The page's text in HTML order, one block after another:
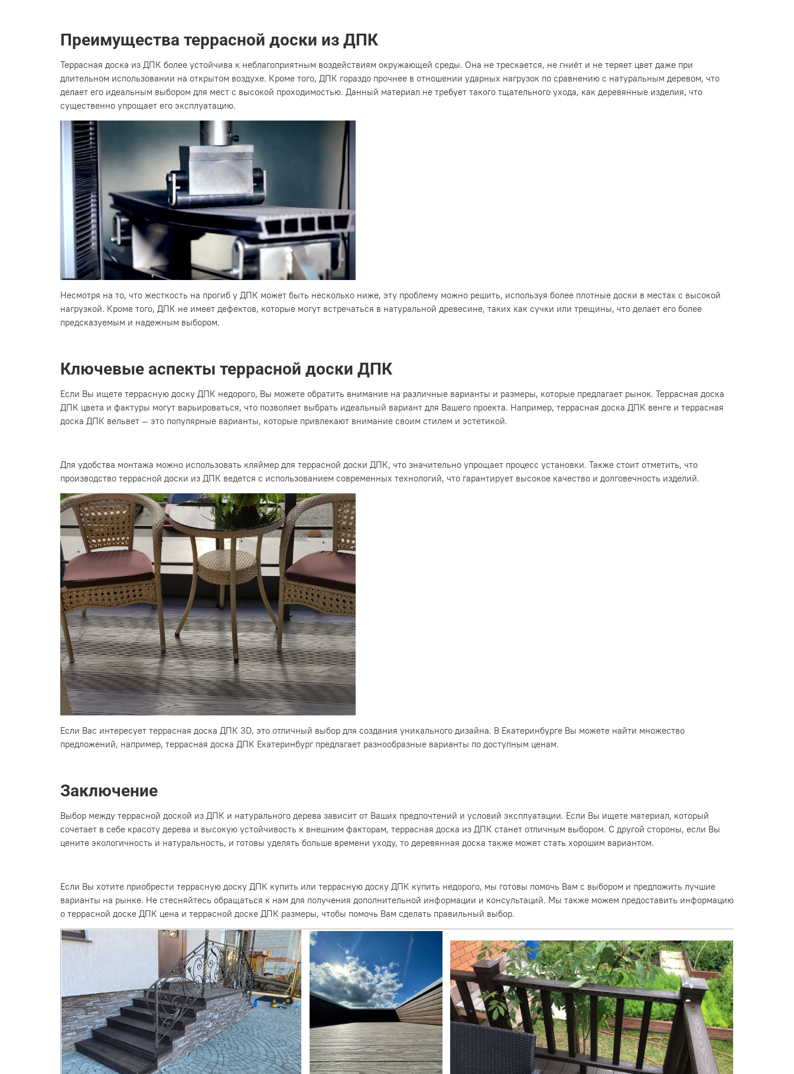
Преимущества террасной доски из ДПК
Террасная доска из ДПК более устойчива к неблагоприятным воздействиям окружающей среды. Она не трескается, не гниёт и не теряет цвет даже при
длительном использовании на открытом воздухе. Кроме того, ДПК гораздо прочнее в отношении ударных нагрузок по сравнению с натуральным деревом, что
делает его идеальным выбором для мест с высокой проходимостью. Данный материал не требует такого тщательного ухода, как деревянные изделия, что
существенно упрощает его эксплуатацию.
Несмотря на то, что жесткость на прогиб у ДПК может быть несколько ниже, эту проблему можно решить, используя более плотные доски в местах с высокой
нагрузкой. Кроме того, ДПК не имеет дефектов, которые могут встречаться в натуральной древесине, таких как сучки или трещины, что делает его более
предсказуемым и надежным выбором.
Ключевые аспекты террасной доски ДПК
Если Вы ищете террасную доску ДПК недорого, Вы можете обратить внимание на различные варианты и размеры, которые предлагает рынок. Террасная доска
ДПК цвета и фактуры могут варьироваться, что позволяет выбрать идеальный вариант для Вашего проекта. Например, террасная доска ДПК венге и террасная
доска ДПК вельвет — это популярные варианты, которые привлекают внимание своим стилем и эстетикой.
Для удобства монтажа можно использовать кляймер для террасной доски ДПК, что значительно упрощает процесс установки. Также стоит отметить, что
производство террасной доски из ДПК ведется с использованием современных технологий, что гарантирует высокое качество и долговечность изделий.
Если Вас интересует террасная доска ДПК 3D, это отличный выбор для создания уникального дизайна. В Екатеринбурге Вы можете найти множество
предложений, например, террасная доска ДПК Екатеринбург предлагает разнообразные варианты по доступным ценам.
Заключение
Выбор между террасной доской из ДПК и натурального дерева зависит от Ваших предпочтений и условий эксплуатации. Если Вы ищете материал, который
сочетает в себе красоту дерева и высокую устойчивость к внешним факторам, террасная доска из ДПК станет отличным выбором. С другой стороны, если Вы
цените экологичность и натуральность, и готовы уделять больше времени уходу, то деревянная доска также может стать хорошим вариантом.
Если Вы хотите приобрести террасную доску ДПК купить или террасную доску ДПК купить недорого, мы готовы помочь Вам с выбором и предложить лучшие
варианты на рынке. Не стесняйтесь обращаться к нам для получения дополнительной информации и консультаций. Мы также можем предоставить информацию
о террасной доске ДПК цена и террасной доске ДПК размеры, чтобы помочь Вам сделать правильный выбор.